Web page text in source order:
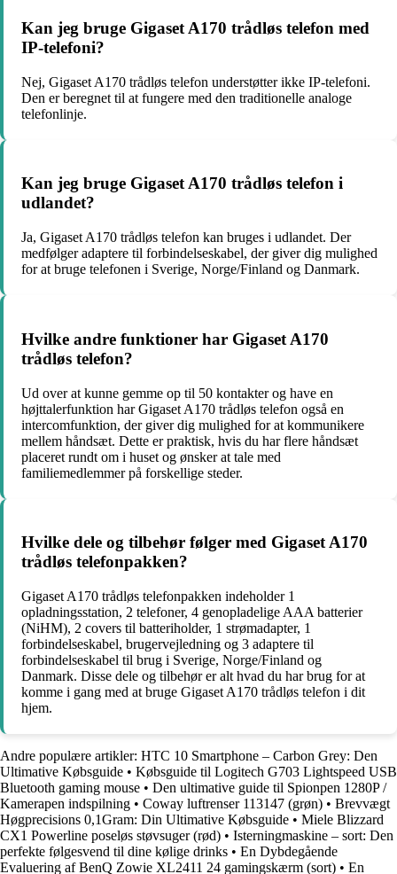
Kan jeg bruge Gigaset A170 trådløs telefon med
IP-telefoni?
Nej, Gigaset A170 trådløs telefon understøtter ikke IP-telefoni.
Den er beregnet til at fungere med den traditionelle analoge
telefonlinje.
Kan jeg bruge Gigaset A170 trådløs telefon i
udlandet?
Ja, Gigaset A170 trådløs telefon kan bruges i udlandet. Der
medfølger adaptere til forbindelseskabel, der giver dig mulighed
for at bruge telefonen i Sverige, Norge/Finland og Danmark.
Hvilke andre funktioner har Gigaset A170
trådløs telefon?
Ud over at kunne gemme op til 50 kontakter og have en
højttalerfunktion har Gigaset A170 trådløs telefon også en
intercomfunktion, der giver dig mulighed for at kommunikere
mellem håndsæt. Dette er praktisk, hvis du har flere håndsæt
placeret rundt om i huset og ønsker at tale med
familiemedlemmer på forskellige steder.
Hvilke dele og tilbehør følger med Gigaset A170
trådløs telefonpakken?
Gigaset A170 trådløs telefonpakken indeholder 1
opladningsstation, 2 telefoner, 4 genopladelige AAA batterier
(NiHM), 2 covers til batteriholder, 1 strømadapter, 1
forbindelseskabel, brugervejledning og 3 adaptere til
forbindelseskabel til brug i Sverige, Norge/Finland og
Danmark. Disse dele og tilbehør er alt hvad du har brug for at
komme i gang med at bruge Gigaset A170 trådløs telefon i dit
hjem.
Andre populære artikler: HTC 10 Smartphone – Carbon Grey: Den
Ultimative Købsguide • Købsguide til Logitech G703 Lightspeed USB
Bluetooth gaming mouse • Den ultimative guide til Spionpen 1280P /
Kamerapen indspilning • Coway luftrenser 113147 (grøn) • Brevvægt
Høgprecisions 0,1Gram: Din Ultimative Købsguide • Miele Blizzard
CX1 Powerline poseløs støvsuger (rød) • Isterningmaskine – sort: Den
perfekte følgesvend til dine kølige drinks • En Dybdegående
Evaluering af BenQ Zowie XL2411 24 gamingskærm (sort) • En